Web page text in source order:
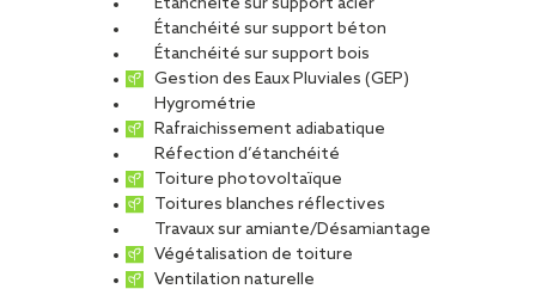
Étanchéité sur support acier
Étanchéité sur support béton
Étanchéité sur support bois
Gestion des Eaux Pluviales (GEP)
Hygrométrie
Rafraichissement adiabatique
Réfection d’étanchéité
Toiture photovoltaïque
Toitures blanches réflectives
Travaux sur amiante/Désamiantage
Végétalisation de toiture
Ventilation naturelle
16 septembre 2024